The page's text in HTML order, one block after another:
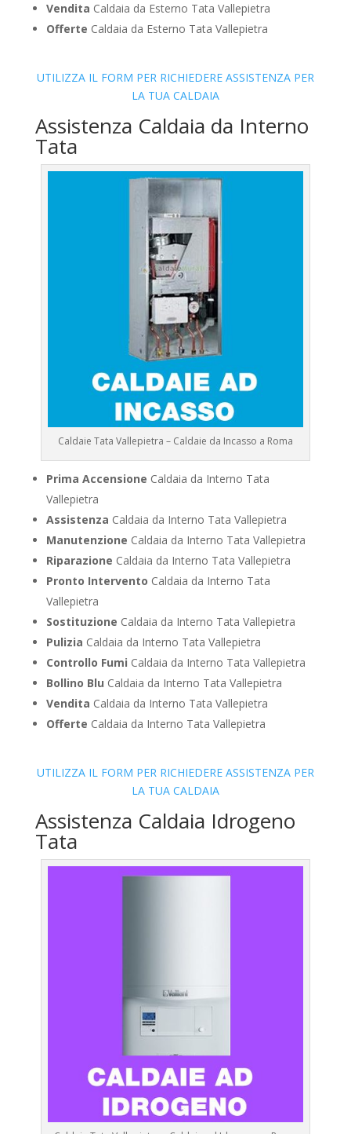
Vendita Caldaia da Esterno Tata Vallepietra
Offerte Caldaia da Esterno Tata Vallepietra
UTILIZZA IL FORM PER RICHIEDERE ASSISTENZA PER
LA TUA CALDAIA
Assistenza Caldaia da Interno
Tata
Caldaie Tata Vallepietra – Caldaie da Incasso a Roma
Prima Accensione Caldaia da Interno Tata
Vallepietra
Assistenza Caldaia da Interno Tata Vallepietra
Manutenzione Caldaia da Interno Tata Vallepietra
Riparazione Caldaia da Interno Tata Vallepietra
Pronto Intervento Caldaia da Interno Tata
Vallepietra
Sostituzione Caldaia da Interno Tata Vallepietra
Pulizia Caldaia da Interno Tata Vallepietra
Controllo Fumi Caldaia da Interno Tata Vallepietra
Bollino Blu Caldaia da Interno Tata Vallepietra
Vendita Caldaia da Interno Tata Vallepietra
Offerte Caldaia da Interno Tata Vallepietra
UTILIZZA IL FORM PER RICHIEDERE ASSISTENZA PER
LA TUA CALDAIA
Assistenza Caldaia Idrogeno
Tata